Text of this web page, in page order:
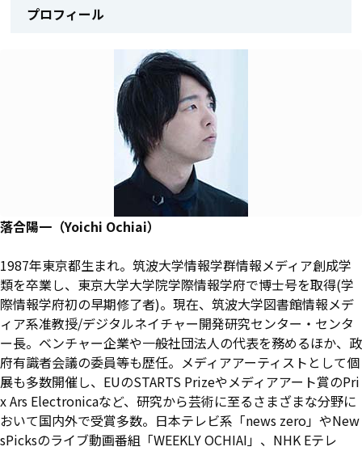
プロフィール
落合陽一（Yoichi Ochiai）
1987年東京都生まれ。筑波大学情報学群情報メディア創成学
類を卒業し、東京大学大学院学際情報学府で博士号を取得(学
際情報学府初の早期修了者)。現在、筑波大学図書館情報メデ
ィア系准教授/デジタルネイチャー開発研究センター・センタ
ー長。ベンチャー企業や一般社団法人の代表を務めるほか、政
府有識者会議の委員等も歴任。メディアアーティストとして個
展も多数開催し、EUのSTARTS Prizeやメディアアート賞のPri
x Ars Electronicaなど、研究から芸術に至るさまざまな分野に
おいて国内外で受賞多数。日本テレビ系「news zero」やNew
sPicksのライブ動画番組「WEEKLY OCHIAI」、NHK Eテレ